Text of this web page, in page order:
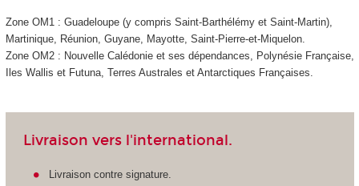
Zone OM1 : Guadeloupe (y compris Saint-Barthélémy et Saint-Martin),
Martinique, Réunion, Guyane, Mayotte, Saint-Pierre-et-Miquelon.
Zone OM2 : Nouvelle Calédonie et ses dépendances, Polynésie Française,
Iles Wallis et Futuna, Terres Australes et Antarctiques Françaises.
Livraison vers l'international.
Livraison contre signature.